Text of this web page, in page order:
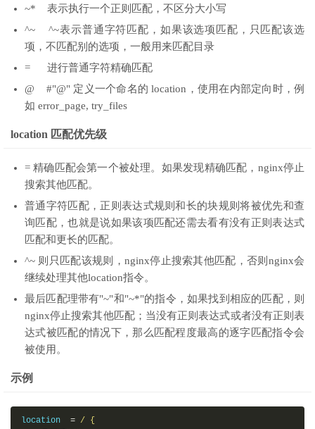
~* 表示执行一个正则匹配，不区分大小写
^~ ^~表示普通字符匹配，如果该选项匹配，只匹配该选
项，不匹配别的选项，一般用来匹配目录
= 进行普通字符精确匹配
@ #"@" 定义一个命名的 location，使用在内部定向时，例
如 error_page, try_files
location 匹配优先级
= 精确匹配会第一个被处理。如果发现精确匹配，nginx停止
搜索其他匹配。
普通字符匹配，正则表达式规则和长的块规则将被优先和查
询匹配，也就是说如果该项匹配还需去看有没有正则表达式
匹配和更长的匹配。
^~ 则只匹配该规则，nginx停止搜索其他匹配，否则nginx会
继续处理其他location指令。
最后匹配理带有"~"和"~*"的指令，如果找到相应的匹配，则
nginx停止搜索其他匹配；当没有正则表达式或者没有正则表
达式被匹配的情况下，那么匹配程度最高的逐字匹配指令会
被使用。
示例
location = / {